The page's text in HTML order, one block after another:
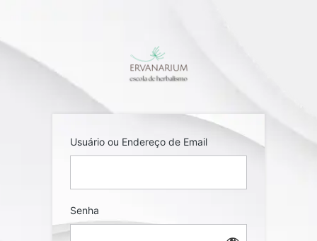
Entrar
Usuário ou Endereço de Email
Senha